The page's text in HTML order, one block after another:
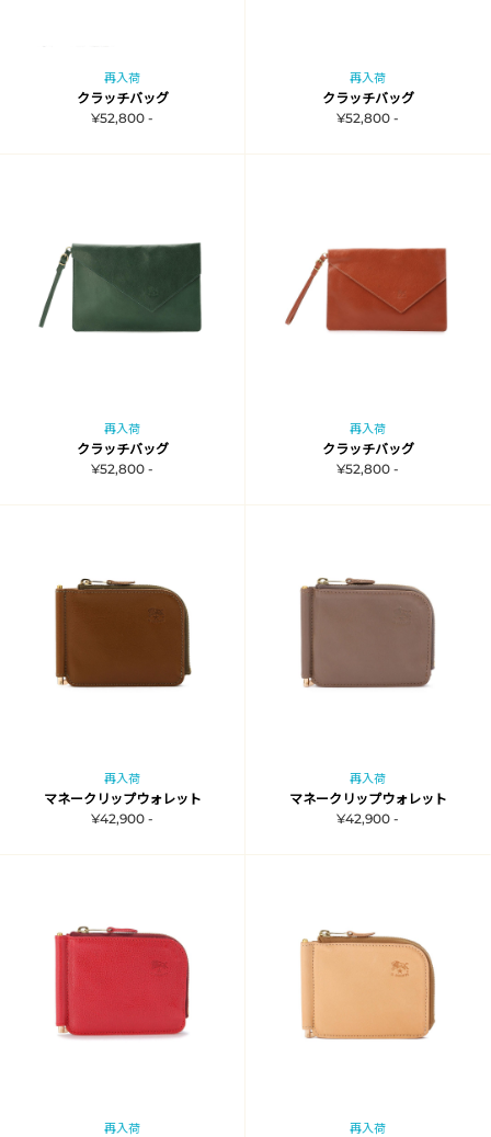
再入荷
クラッチバッグ
¥52,800 -
再入荷
クラッチバッグ
¥52,800 -
再入荷
クラッチバッグ
¥52,800 -
再入荷
クラッチバッグ
¥52,800 -
再入荷
マネークリップウォレット
¥42,900 -
再入荷
マネークリップウォレット
¥42,900 -
再入荷 再入荷